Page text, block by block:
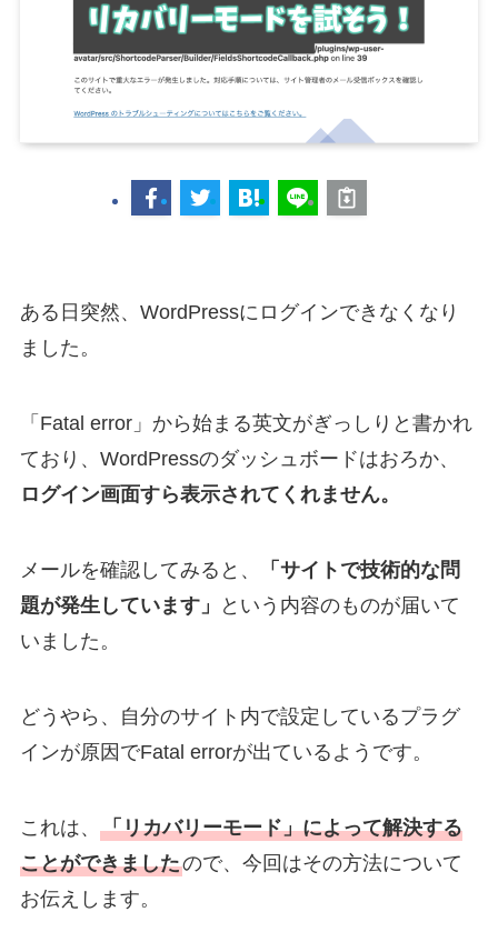
ある日突然、WordPressにログインできなくなり
ました。
「Fatal error」から始まる英文がぎっしりと書かれ
ており、WordPressのダッシュボードはおろか、
ログイン画面すら表示されてくれません。
メールを確認してみると、
「サイトで技術的な問
題が発生しています」
という内容のものが届いて
いました。
どうやら、自分のサイト内で設定しているプラグ
インが原因でFatal errorが出ているようです。
これは、 「リカバリーモード」によって解決する
ことができましたので、今回はその方法について
お伝えします。